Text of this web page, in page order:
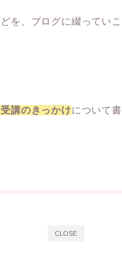
を、ブログに綴っていこ
講のきっかけについて書
CLOSE